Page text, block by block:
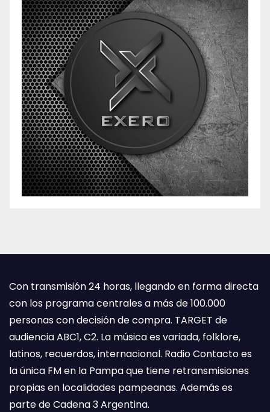
Con transmisión 24 horas, llegando en forma directa
con los programa centrales a más de 100.000
personas con decisión de compra. TARGET de
audiencia ABC1, C2. La música es variada, folklore,
latinos, recuerdos, internacional. Radio Contacto es
la única FM en la Pampa que tiene retransmisiones
propias en localidades pampeanas. Además es
parte de Cadena 3 Argentina.